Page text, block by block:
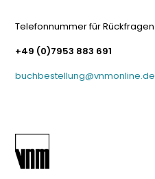
Telefonnummer für Rückfragen
+49 (0)7953 883 691
buchbestellung@vnmonline.de